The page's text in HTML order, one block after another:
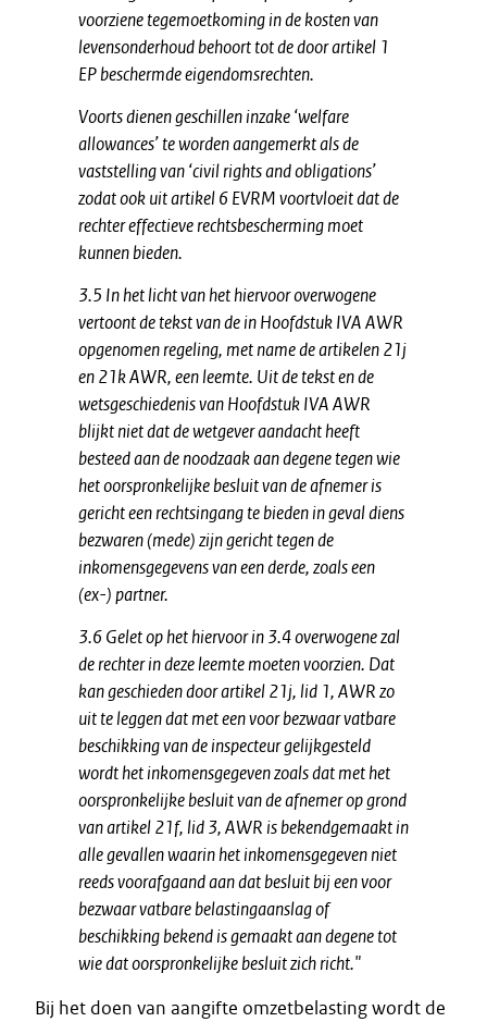
voorziene tegemoetkoming in de kosten van
levensonderhoud behoort tot de door artikel 1
EP beschermde eigendomsrechten.
Voorts dienen geschillen inzake ‘welfare
allowances’ te worden aangemerkt als de
vaststelling van ‘civil rights and obligations’
zodat ook uit artikel 6 EVRM voortvloeit dat de
rechter effectieve rechtsbescherming moet
kunnen bieden.
3.5 In het licht van het hiervoor overwogene
vertoont de tekst van de in Hoofdstuk IVA AWR
opgenomen regeling, met name de artikelen 21j
en 21k AWR, een leemte. Uit de tekst en de
wetsgeschiedenis van Hoofdstuk IVA AWR
blijkt niet dat de wetgever aandacht heeft
besteed aan de noodzaak aan degene tegen wie
het oorspronkelijke besluit van de afnemer is
gericht een rechtsingang te bieden in geval diens
bezwaren (mede) zijn gericht tegen de
inkomensgegevens van een derde, zoals een
(ex-) partner.
3.6 Gelet op het hiervoor in 3.4 overwogene zal
de rechter in deze leemte moeten voorzien. Dat
kan geschieden door artikel 21j, lid 1, AWR zo
uit te leggen dat met een voor bezwaar vatbare
beschikking van de inspecteur gelijkgesteld
wordt het inkomensgegeven zoals dat met het
oorspronkelijke besluit van de afnemer op grond
van artikel 21f, lid 3, AWR is bekendgemaakt in
alle gevallen waarin het inkomensgegeven niet
reeds voorafgaand aan dat besluit bij een voor
bezwaar vatbare belastingaanslag of
beschikking bekend is gemaakt aan degene tot
wie dat oorspronkelijke besluit zich richt."
Bij het doen van aangifte omzetbelasting wordt de